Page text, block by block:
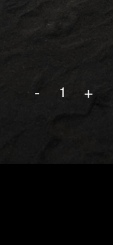
普通会员
- +